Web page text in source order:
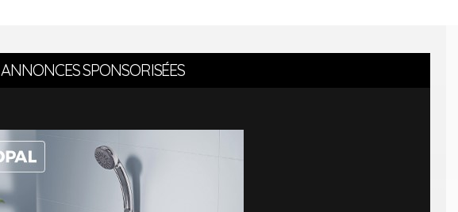
ANNONCES SPONSORISÉES